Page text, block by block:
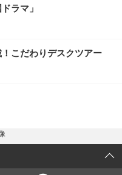
ラマ」
こだわりデスクツアー